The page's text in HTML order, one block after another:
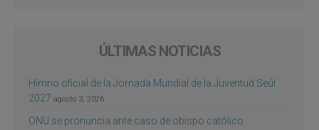
ÚLTIMAS NOTICIAS
Himno oficial de la Jornada Mundial de la Juventud Seúl
2027 agosto 3, 2026
ONU se pronuncia ante caso de obispo católico